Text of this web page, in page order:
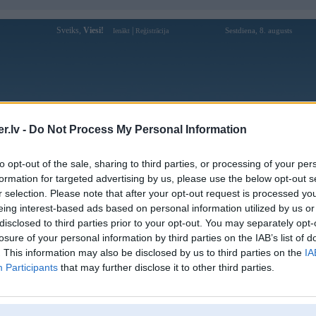
- Do Not Process My Personal Information
opt-out of the sale, sharing to third parties, or processing of your
for targeted advertising by us, please use the below opt-out
selection. Please note that after your opt-out request is processed
interest-based ads based on personal information utilized by us
to third parties prior to your opt-out. You may separately
of your personal information by third parties on the IAB’s list of
This information may also be disclosed by us to third parties on the
Participants that may further disclose it to other third parties.
Sveiks, Viesi! Ienākt Reģistrācija Sestdiena, 8. augusts
Forums Galerijas Reģistrācija Lietotāji
Lietotāja VIRBEQ profils
Pēdējo reizi manīts: 18. Feb 2020, 13:19
Lietotājvārds:
VIRBEQ
Ziņojumi forumā:
26
[Pēdējie ziņojumi forumā]